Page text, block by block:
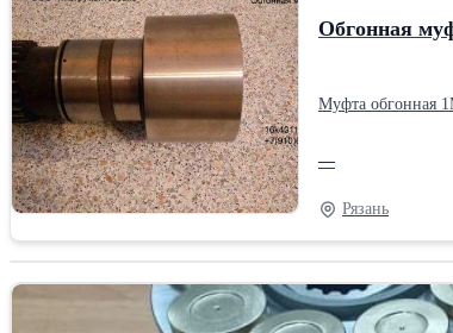
Обгонная
Муфта обгонная
—
Рязань